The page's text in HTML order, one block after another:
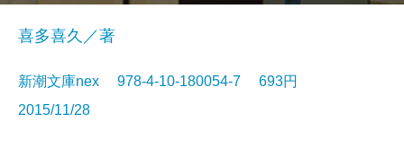
喜多喜久／著
新潮文庫nex 978-4-10-180054-7 693円
2015/11/28